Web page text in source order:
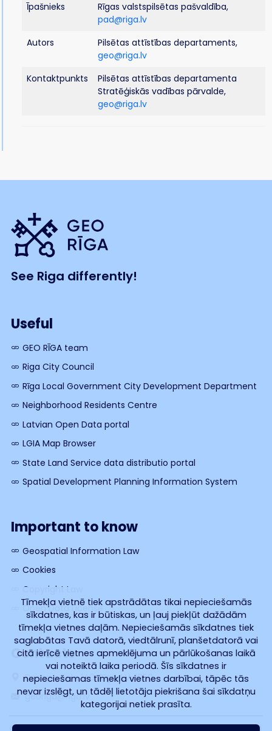
Īpašnieks
Rīgas valstspilsētas pašvaldība,
pad@riga.lv
Autors
Pilsētas attīstības departaments,
geo@riga.lv
Kontaktpunkts
Pilsētas attīstības departamenta
Stratēģiskās vadības pārvalde,
geo@riga.lv
See Riga differently!
Useful
GEO RĪGA team
Riga City Council
Rīga Local Government City Development Department
Neighborhood Residents Centre
Latvian Open Data portal
LGIA Map Browser
State Land Service data distributio portal
Spatial Development Planning Information System
Important to know
Geospatial Information Law
Cookies
Copyright Law
Open Data License
Contacts
Dzirnavu iela 140, Rīga, LV-1050
georiga@riga.lv
© GEO RĪGA 2025. All rights reserved.
Tīmekļa vietnē tiek apstrādātas tikai nepieciešamās
sīkdatnes, kas ir būtiskas, un ļauj piekļūt dažādām
tīmekļa vietnes daļām. Nepieciešamās sīkdatnes tiek
saglabātas Tavā datorā, viedtālrunī, planšetdatorā vai
citā ierīcē vietnes apmeklējuma un pārlūkošanas laikā
vai noteiktā laika periodā. Šīs sīkdatnes ir
nepieciešamas tīmekļa vietnes darbībai, tāpēc tās
nevar izslēgt, un tādēļ lietotāja piekrišana šai sīkdatņu
kategorijai netiek prasīta.